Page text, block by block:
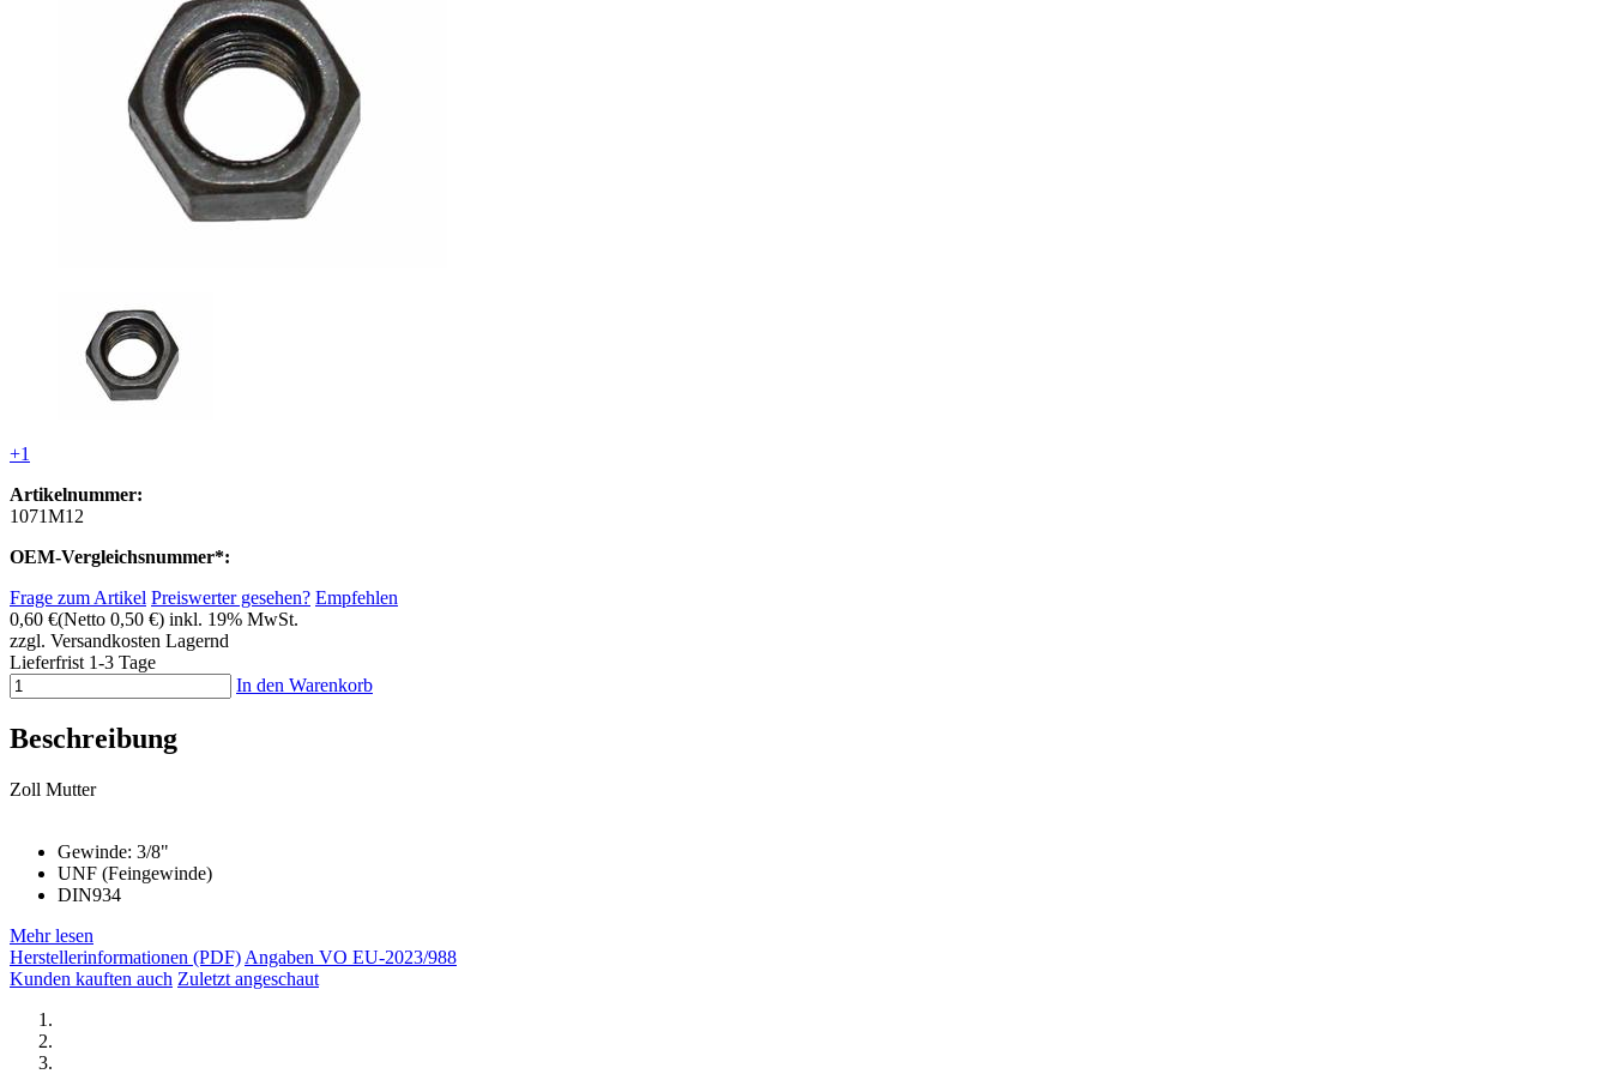
+1
Artikelnummer:
1071M12
OEM-Vergleichsnummer*:
Frage zum Artikel Preiswerter gesehen? Empfehlen
0,60 €(Netto 0,50 €) inkl. 19% MwSt.
zzgl. Versandkosten Lagernd
Lieferfrist 1-3 Tage
In den Warenkorb
Beschreibung
Zoll Mutter
Gewinde: 3/8"
UNF (Feingewinde)
DIN934
Mehr lesen
Herstellerinformationen (PDF) Angaben VO EU-2023/988
Kunden kauften auch Zuletzt angeschaut